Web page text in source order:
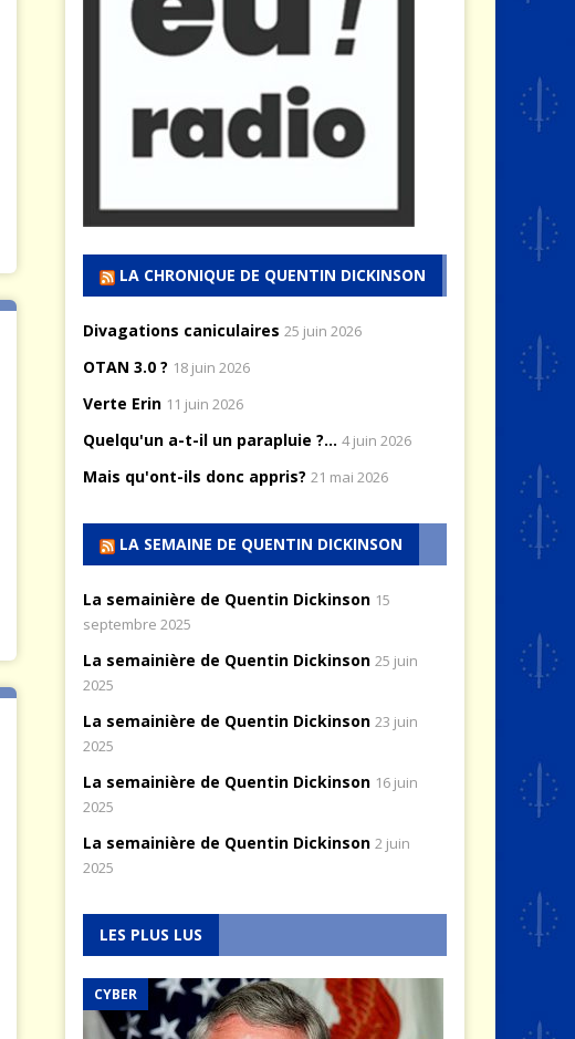
LA CHRONIQUE DE QUENTIN DICKINSON
Divagations caniculaires 25 juin 2026
OTAN 3.0 ? 18 juin 2026
Verte Erin 11 juin 2026
Quelqu'un a-t-il un parapluie ?... 4 juin 2026
Mais qu'ont-ils donc appris? 21 mai 2026
LA SEMAINE DE QUENTIN DICKINSON
La semainière de Quentin Dickinson 15
septembre 2025
La semainière de Quentin Dickinson 25 juin
2025
La semainière de Quentin Dickinson 23 juin
2025
La semainière de Quentin Dickinson 16 juin
2025
La semainière de Quentin Dickinson 2 juin
2025
LES PLUS LUS
CYBER